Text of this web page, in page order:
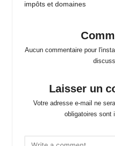
impôts et domaines
Aucun commentaire pour
Laisser un
Votre adresse e-mail ne
obligatoires sont